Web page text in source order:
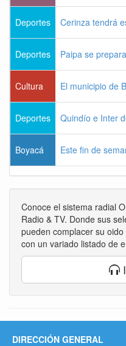
Deportes Cerinza tendrá
Deportes Paipa se
Cultura El municipio de
Deportes Quindío e Inter
Boyacá Este fin de
Conoce el sistema radial
Radio & TV. Donde sus
pueden complacer su
con un variado listado de
DIRECCIÓN GENERAL